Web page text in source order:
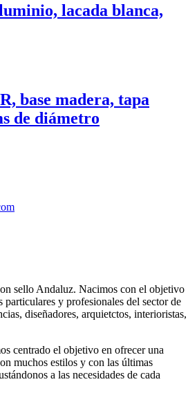
lacada blanca,
base madera, tapa
de diámetro
sello Andaluz. Nacimos con el objetivo
particulares y profesionales del sector de
diseñadores, arquietctos, interioristas,
centrado el objetivo en ofrecer una
muchos estilos y con las últimas
a las necesidades de cada